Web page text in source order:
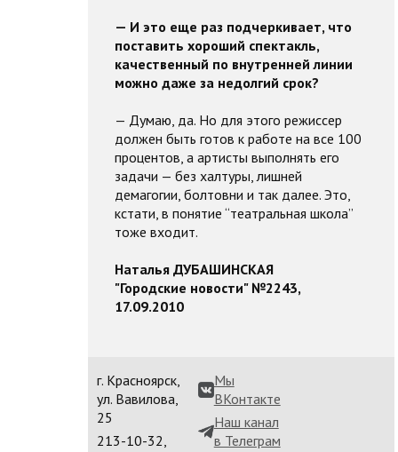
— И это еще раз подчеркивает, что
поставить хороший спектакль,
качественный по внутренней линии
можно даже за недолгий срок?
— Думаю, да. Но для этого режиссер
должен быть готов к работе на все 100
процентов, а артисты выполнять его
задачи — без халтуры, лишней
демагогии, болтовни и так далее. Это,
кстати, в понятие “театральная школа”
тоже входит.
Наталья ДУБАШИНСКАЯ
"Городские новости" №2243,
17.09.2010
г. Красноярск,
ул. Вавилова,
25
213-10-32,
Мы
ВКонтакте
Наш канал
в Телеграм